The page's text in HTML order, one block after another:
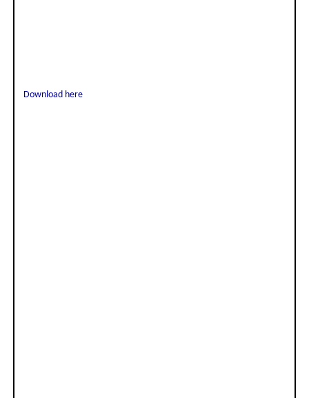
Download here